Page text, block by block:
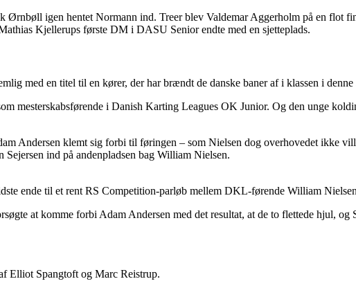
igen hentet Normann ind. Treer blev Valdemar Aggerholm på en flot
Kjellerups første DM i DASU Senior endte med en sjetteplads.
med en titel til en kører, der har brændt de danske baner af i klassen i denne
mesterskabsførende i Danish Karting Leagues OK Junior. Og den unge
Andersen klemt sig forbi til føringen – som Nielsen dog overhovedet ikke
ind på andenpladsen bag William Nielsen.
ende til et rent RS Competition-parløb mellem DKL-førende William
at komme forbi Adam Andersen med det resultat, at de to flettede hjul, og
Elliot Spangtoft og Marc Reistrup.